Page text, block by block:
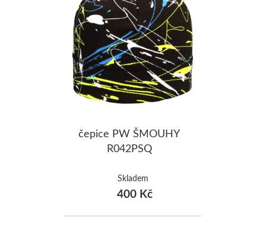
čepice PW ŠMOUHY
R042PSQ
Skladem
400 Kč